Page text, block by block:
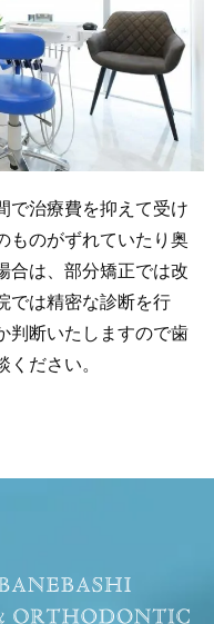
で治療費を抑えて受け
ものがずれていたり奥
合は、部分矯正では改
では精密な診断を行
判断いたしますので歯
ださい。